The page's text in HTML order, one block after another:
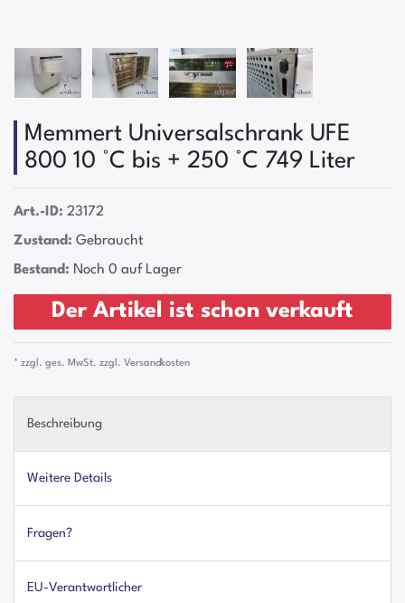
Memmert Universalschrank UFE
800 10 °C bis + 250 °C 749 Liter
Art.-ID: 23172
Zustand: Gebraucht
Bestand: Noch 0 auf Lager
Der Artikel ist schon verkauft
* zzgl. ges. MwSt. zzgl. Versandkosten
Beschreibung
Weitere Details
Fragen?
EU-Verantwortlicher